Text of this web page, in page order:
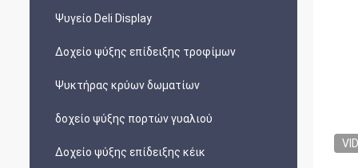
Ψυγείο Deli Display
Δοχείο ψύξης επίδειξης τροφίμων
Ψυκτήρας κρύων δωματίων
δοχείο ψύξης πορτών γυαλιού
Δοχείο ψύξης επίδειξης κέικ